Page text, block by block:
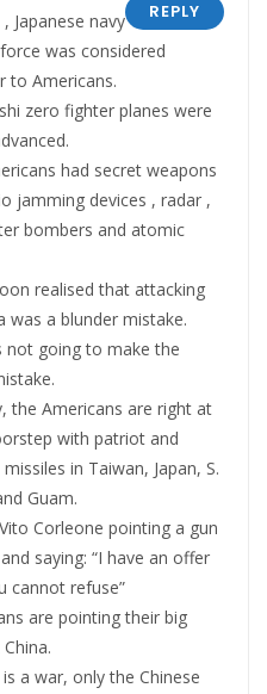
REPLY
Japanese navy
was considered
to Americans.
zero fighter planes were
had secret weapons
jamming devices , radar ,
bombers and atomic
realised that attacking
was a blunder mistake.
not going to make the
the Americans are right at
with patriot and
in Taiwan, Japan, S.
Guam.
Vito Corleone pointing a gun
saying: “I have an offer
cannot refuse”
are pointing their big
a war, only the Chinese